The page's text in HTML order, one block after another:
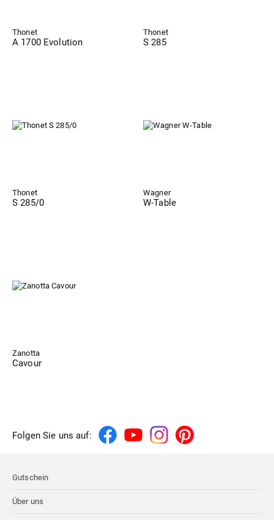
Thonet
A 1700 Evolution
Thonet
S 285
Thonet
S 285/0
Wagner
W-Table
Zanotta
Cavour
Folgen Sie uns auf:
Gutschein
Über uns